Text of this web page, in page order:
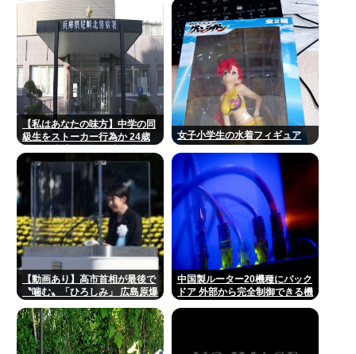
見える銀歯
【私はあなたの味方】中学の同
級生をストーカー行為か 24歳
や文庫本など繰り返し届ける /
兵庫県
女子小学生の水着フィギュア
【動画あり】高市首相が最後で
〝噛む〟「ひろしみ」 広島原爆
中国製ルーター20機種にバック
ドア 外部から完全制御できる機